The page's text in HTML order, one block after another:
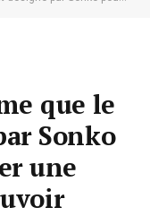
que le
Sonko
une